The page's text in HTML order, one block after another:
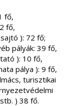
fő,
fő,
): 72 fő;
pályák: 39 fő,
): 10 fő,
pálya ): 9 fő,
turisztikai
) 38 fő.